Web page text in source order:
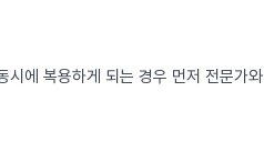
시에 복용하게 되는 경우 먼저 전문가와